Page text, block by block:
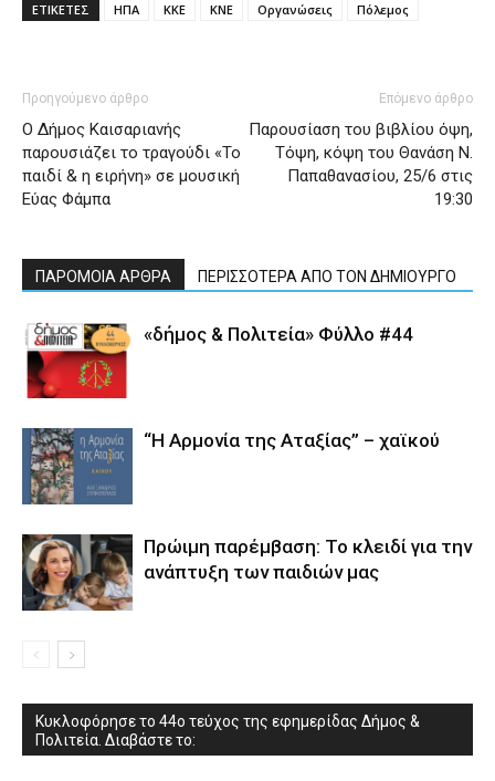
ΕΤΙΚΕΤΕΣ ΗΠΑ ΚΚΕ ΚΝΕ Οργανώσεις Πόλεμος
Προηγούμενο άρθρο
Ο Δήμος Καισαριανής
παρουσιάζει το τραγούδι «Το
παιδί & η ειρήνη» σε μουσική
Εύας Φάμπα
Επόμενο άρθρο
Παρουσίαση του βιβλίου όψη,
Τόψη, κόψη του Θανάση Ν.
Παπαθανασίου, 25/6 στις
19:30
ΠΑΡΟΜΟΙΑ ΑΡΘΡΑ ΠΕΡΙΣΣΟΤΕΡΑ ΑΠΟ ΤΟΝ ΔΗΜΙΟΥΡΓΟ
«δήμος & Πολιτεία» Φύλλο #44
“Η Αρμονία της Αταξίας” – χαϊκού
Πρώιμη παρέμβαση: Το κλειδί για την
ανάπτυξη των παιδιών µας
Κυκλοφόρησε το 44ο τεύχος της εφημερίδας Δήμος &
Πολιτεία. Διαβάστε το: